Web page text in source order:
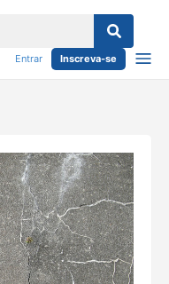
Entrar Inscreva-se